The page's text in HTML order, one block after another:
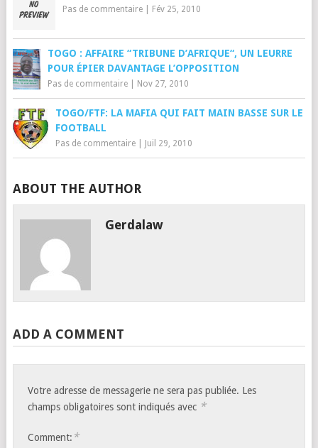
Pas de commentaire| Fév 25, 2010
TOGO : AFFAIRE “TRIBUNE D’AFRIQUE“, UN LEURRE
POUR ÉPIER DAVANTAGE L’OPPOSITION
Pas de commentaire| Nov 27, 2010
TOGO/FTF: LA MAFIA QUI FAIT MAIN BASSE SUR LE
FOOTBALL
Pas de commentaire| Juil 29, 2010
ABOUT THE AUTHOR
Gerdalaw
ADD A COMMENT
Votre adresse de messagerie ne sera pas publiée. Les
champs obligatoires sont indiqués avec *
Comment: *